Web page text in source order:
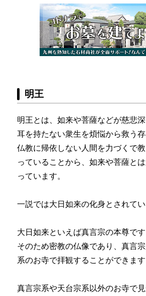
明王
明王とは、如来や菩薩などが慈悲
耳を持たない衆生を煩悩から救う存
仏教に帰依しない人間を力づくで
っていることから、如来や菩薩と
っています。
一説では大日如来の化身とされてい
大日如来といえば真言宗の本尊です
そのため密教の仏像であり、真言
系のお寺で拝観することができます
真言宗系や天台宗系以外のお寺で